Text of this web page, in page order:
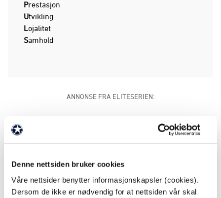
Denne nettsiden bruker cookies
Våre nettsider benytter informasjonskapsler (cookies).
Dersom de ikke er nødvendig for at nettsiden vår skal
Prestasjon
Utvikling
Lojalitet
Samhold
ANNONSE FRA ELITESERIEN:
, oppdatert: 24.10.2022